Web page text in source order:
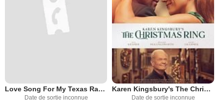
Love Song For My Texas Ranger
Date de sortie inconnue
Karen Kingsbury's The Christmas Ring
Date de sortie inconnue